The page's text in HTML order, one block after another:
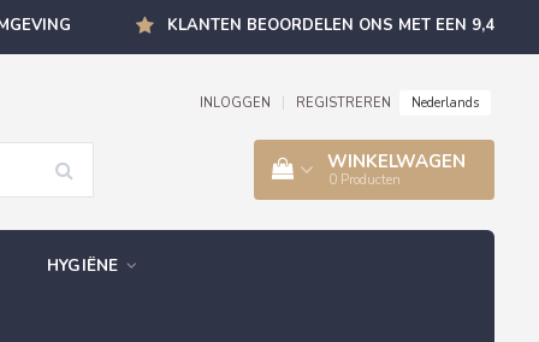
KLANTEN BEOORDELEN ONS MET EEN 9,4
INLOGGEN REGISTREREN Nederlands
WINKELWAGEN
0 Producten
HYGIËNE